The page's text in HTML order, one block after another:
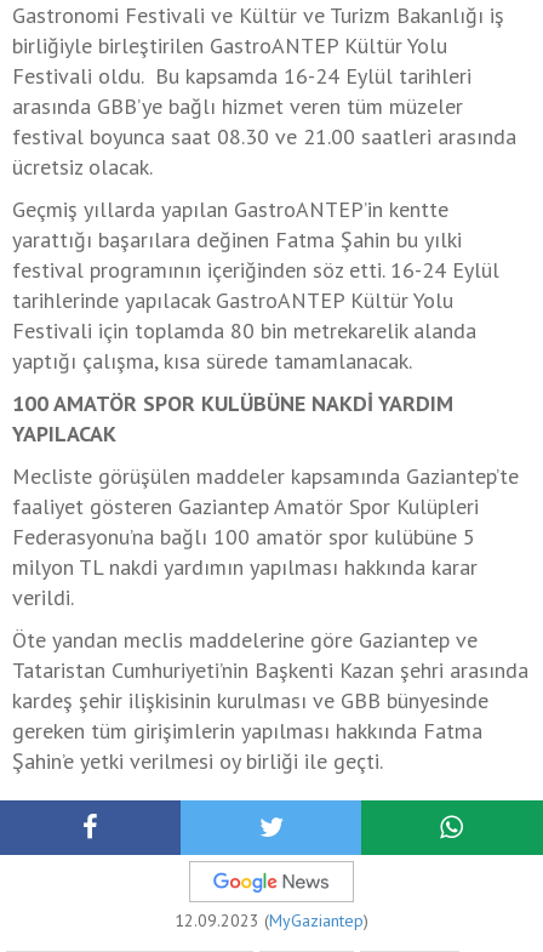
Gastronomi Festivali ve Kültür ve Turizm Bakanlığı iş
birliğiyle birleştirilen GastroANTEP Kültür Yolu
Festivali oldu. Bu kapsamda 16-24 Eylül tarihleri
arasında GBB’ye bağlı hizmet veren tüm müzeler
festival boyunca saat 08.30 ve 21.00 saatleri arasında
ücretsiz olacak.
Geçmiş yıllarda yapılan GastroANTEP’in kentte
yarattığı başarılara değinen Fatma Şahin bu yılki
festival programının içeriğinden söz etti. 16-24 Eylül
tarihlerinde yapılacak GastroANTEP Kültür Yolu
Festivali için toplamda 80 bin metrekarelik alanda
yaptığı çalışma, kısa sürede tamamlanacak.
100 AMATÖR SPOR KULÜBÜNE NAKDİ YARDIM
YAPILACAK
Mecliste görüşülen maddeler kapsamında Gaziantep’te
faaliyet gösteren Gaziantep Amatör Spor Kulüpleri
Federasyonu’na bağlı 100 amatör spor kulübüne 5
milyon TL nakdi yardımın yapılması hakkında karar
verildi.
Öte yandan meclis maddelerine göre Gaziantep ve
Tataristan Cumhuriyeti’nin Başkenti Kazan şehri arasında
kardeş şehir ilişkisinin kurulması ve GBB bünyesinde
gereken tüm girişimlerin yapılması hakkında Fatma
Şahin’e yetki verilmesi oy birliği ile geçti.
12.09.2023 (MyGaziantep)